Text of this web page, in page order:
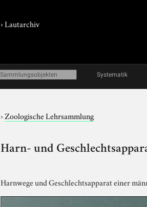
›Lautarchiv
Systematik
›Zoologische Lehrsammlung
Harn- und
Harnwege und Geschlechtsapparat einer